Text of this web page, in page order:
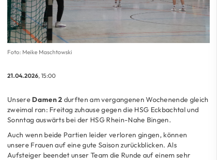
Foto: Meike Maschtowski
21.04.2026, 15:00
Unsere Damen 2 durften am vergangenen Wochenende gleich
zweimal ran: Freitag zuhause gegen die HSG Eckbachtal und
Sonntag auswärts bei der HSG Rhein-Nahe Bingen.
Auch wenn beide Partien leider verloren gingen, können
unsere Frauen auf eine gute Saison zurückblicken. Als
Aufsteiger beendet unser Team die Runde auf einem sehr